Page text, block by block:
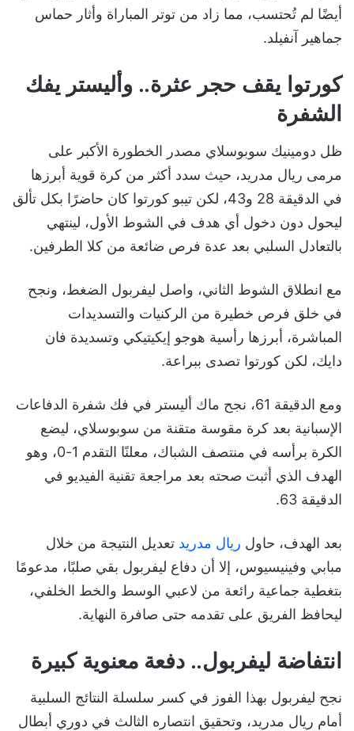
أيضًا لم تُحتسب، مما زاد من توتر المباراة وأثار حماس
جماهير آنفيلد.
كورتوا يقف حجر عثرة.. وأليستر يفك
الشفرة
ظل دومينيك سوبوسلاي مصدر الخطورة الأكبر على
مرمى ريال مدريد، حيث سدد أكثر من كرة قوية أبرزها
في الدقيقة 28 و43، لكن تيبو كورتوا كان حاضرًا بكل تألق
ليحول دون دخول أي هدف في الشوط الأول، لينتهي
بالتعادل السلبي بعد عدة فرص ضائعة من كلا الطرفين.
مع انطلاق الشوط الثاني، واصل ليفربول الضغط، ونجح
في خلق فرص خطيرة من الركنيات والتسديدات
المباشرة، أبرزها رأسية هوجو إيكيتيكي وتسديدة فان
دايك، لكن كورتوا تصدى ببراعة.
ومع الدقيقة 61، نجح ماك أليستر في فك شفرة الدفاعات
الإسبانية بعد كرة مقوسة متقنة من سوبوسلاي، ليضع
الكرة برأسه في منتصف الشباك، معلنًا التقدم 1-0، وهو
الهدف الذي أثبت صحته بعد مراجعة تقنية الفيديو في
الدقيقة 63.
بعد الهدف، حاول ريال مدريد تعديل النتيجة من خلال
مبابي وفينيسيوس، إلا أن دفاع ليفربول بقي صلبًا، مدعومًا
بتغطية جماعية رائعة من لاعبي الوسط والخط الخلفي،
ليحافظ الفريق على تقدمه حتى صافرة النهاية.
انتفاضة ليفربول.. دفعة معنوية كبيرة
نجح ليفربول بهذا الفوز في كسر سلسلة النتائج السلبية
أمام ريال مدريد، وتحقيق انتصاره الثالث في دوري أبطال